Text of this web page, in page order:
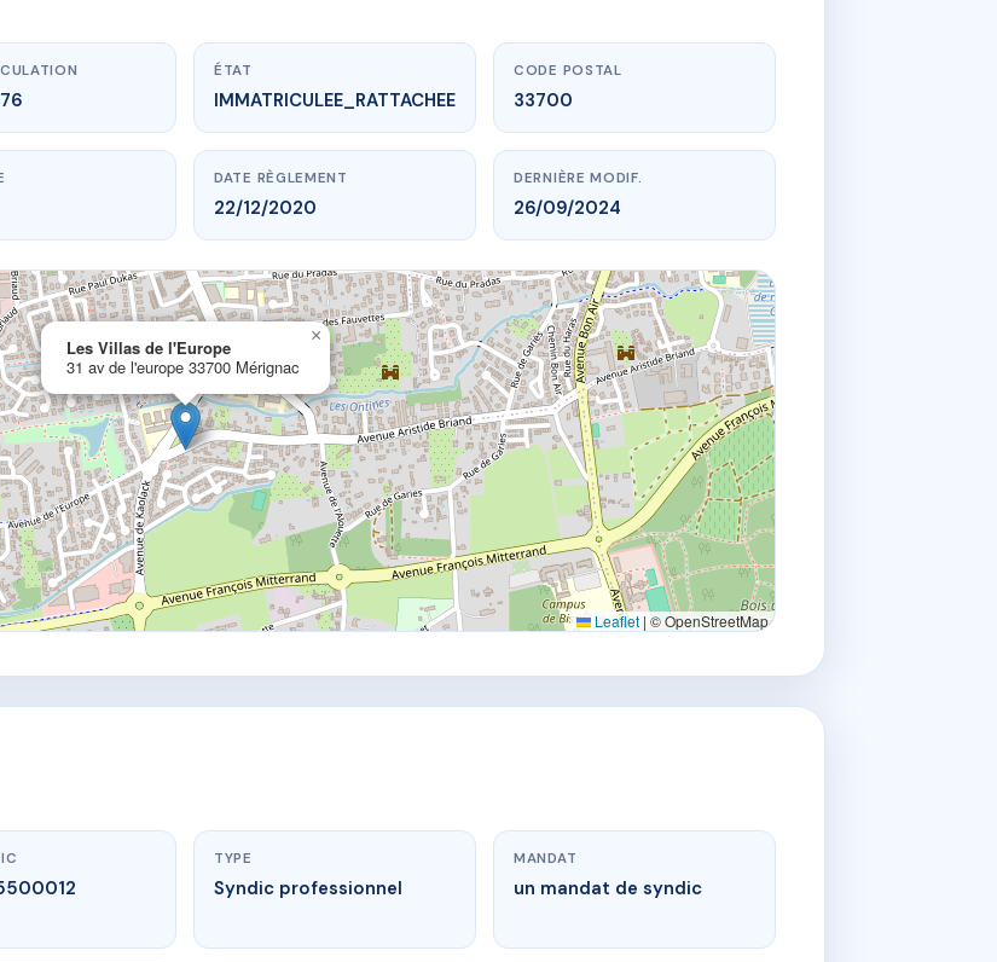
l'Europe
Mérignac
ÉTAT
IMMATRICULEE_RATTACHEE
CODE POSTAL
33700
DATE RÈGLEMENT
22/12/2020
DERNIÈRE MODIF.
26/09/2024
Les Villas de l'Europe
31 av de l'europe 33700 Mérignac
×
Leaflet | © OpenStreetMap
TYPE
Syndic professionnel
MANDAT
un mandat de syndic